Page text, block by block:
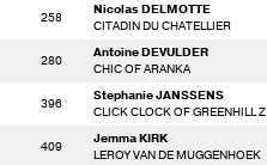
258
Nicolas DELMOTTE
CITADIN DU CHATELLIER
280
Antoine DEVULDER
CHIC OF ARANKA
396
Stephanie JANSSENS
CLICK CLOCK OF GREENHILL Z
409
Jemma KIRK
LEROY VAN DE MUGGENHOEK